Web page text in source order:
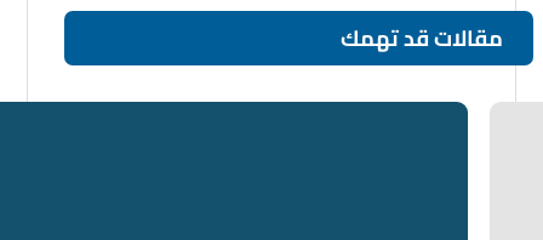
مقالات قد تهمك